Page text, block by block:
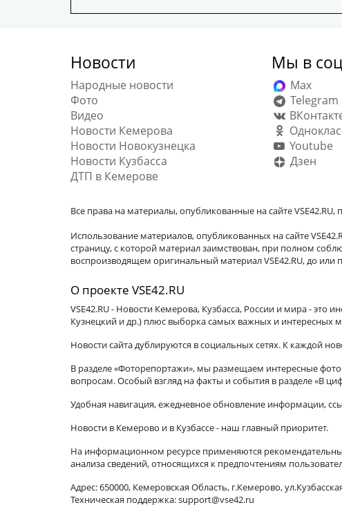
Новости
Народные новости
Фото
Видео
Новости Кемерова
Новости Новокузнецка
Новости Кузбасса
ДТП в Кемерове
Мы в
Max
Telegram
Youtube
Дзен
Все права на материалы, опубликованные на сайте
Использование материалов, опубликованных на сайте
страницу, с которой материал заимствован, при полном
воспроизводящем оригинальный материал VSE42.RU, до или
О проекте VSE42.RU
VSE42.RU - Новости Кемерова, Кузбасса, России и мира -
Кузнецкий и др.) плюс выборка самых важных и интересных
Новости сайта дублируются в социальных сетях. К каждой
В разделе «Фоторепортажи», мы размещаем интересные
вопросам. Особый взгляд на факты и события в разделе «В
Удобная навигация, ежедневное обновление информации,
Новости в Кемерово и в Кузбассе - наш главный приоритет.
На информационном ресурсе применяются
анализа сведений, относящихся к предпочтениям
Адрес: 650000, Кемеровская Область, г.Кемерово,
Техническая поддержка: support@vse42.ru